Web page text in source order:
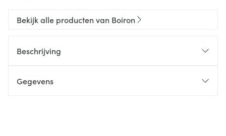
Bekijk alle producten van Boiron
Beschrijving
Gegevens